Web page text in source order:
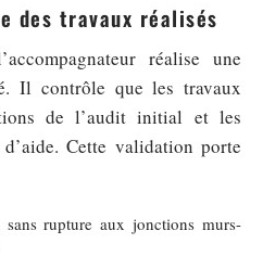
des travaux réalisés
réalise une
Il contrôle que les travaux
de l’audit initial et les
Cette validation porte
rupture aux jonctions murs-